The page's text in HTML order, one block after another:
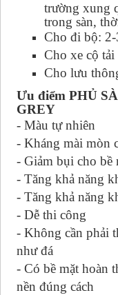
trường xung
trong sàn,
Cho đi bộ:
Cho xe cộ
Cho lưu
Ưu điểm PHỦ
GREY
- Màu tự nhiên
- Kháng mài mòn
- Giảm bụi cho bề
- Tăng khả năng
- Tăng khả năng
- Dễ thi công
- Không cần phải
như đá
- Có bề mặt hoàn
nền đúng cách